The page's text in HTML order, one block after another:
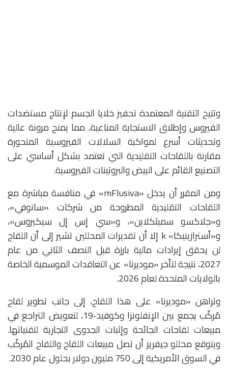
وتتيح التقنية المعتمدة تحفيز خلايا الجسم لإنتاج مستضدات
الفيروس وإطلاق الاستجابة المناعية، مما يمنح مرونة عالية
وتحديثات أسرع لمواكبة السلالات الفيروسية المتحورة
مقارنة باللقاحات التقليدية التي تعتمد بشكل أساسي على
التصنيع القائم على البيض والبروتينات الفيروسية.
ومن المقرر أن يدخل «mFlusiva» في منافسة مباشرة مع
اللقاحات التقليدية المطروحة من شركات «سانوفي»،
و«جلاكسو سميثكلاين»، و«سي إس إل سيكيروس»،
و«أسترازينيكا» k إلا أن تقديرات المحللين تشير إلى أن اللقاح
لن يحقق إيرادات مالية بارزة قبل النصف الثاني من عام
2027، نتيجة لتأخر «موديرنا» عن التعاقدات الموسمية الخاصة
بالولايات المتحدة لعام 2026.
وتراهن «موديرنا» على هذا اللقاح، إلى جانب تطوير لقاح
مُركّب يجمع بين الإنفلونزا وكوفيد-19، لتعويض التراجع في
مبيعات لقاحات الجائحة وإثبات الجدوى التجارية لتقنياتها.
ويتوقع محللو جيفريز أن تصل مبيعات اللقاح واللقاح المُركّب
في السوق الأمريكية إلى 750 مليون دولار بحلول عام 2030.